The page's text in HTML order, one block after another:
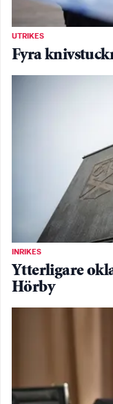
UTRIKES
Fyra
INRIKES
Ytterligare
Hörby